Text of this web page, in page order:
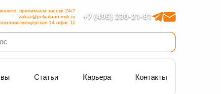
+7 (495) 230-21-81
принимаем звонки 24/7
zakaz@polyalpan-msk.ru
мещерская 14 офис 11
Статьи Карьера Контакты